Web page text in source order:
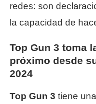
redes: son
la capacidad de
Top Gun 3 toma
próximo desde
2024
Top Gun 3 tiene una